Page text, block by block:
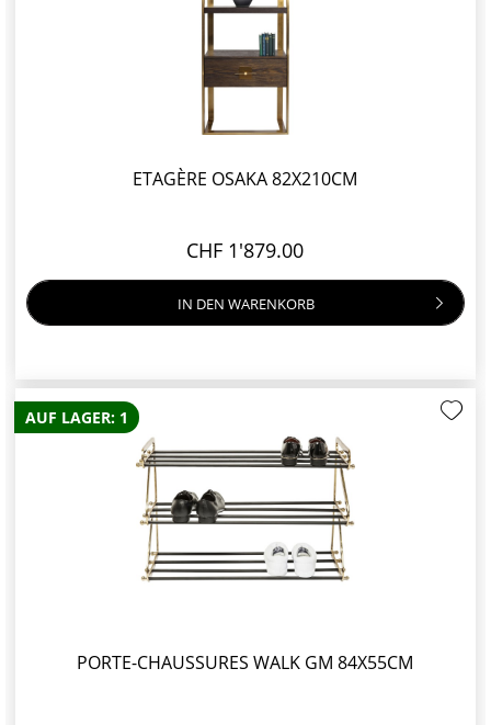
ETAGÈRE OSAKA 82X210CM
CHF 1'879.00
IN DEN WARENKORB
AUF LAGER: 1
PORTE-CHAUSSURES WALK GM 84X55CM